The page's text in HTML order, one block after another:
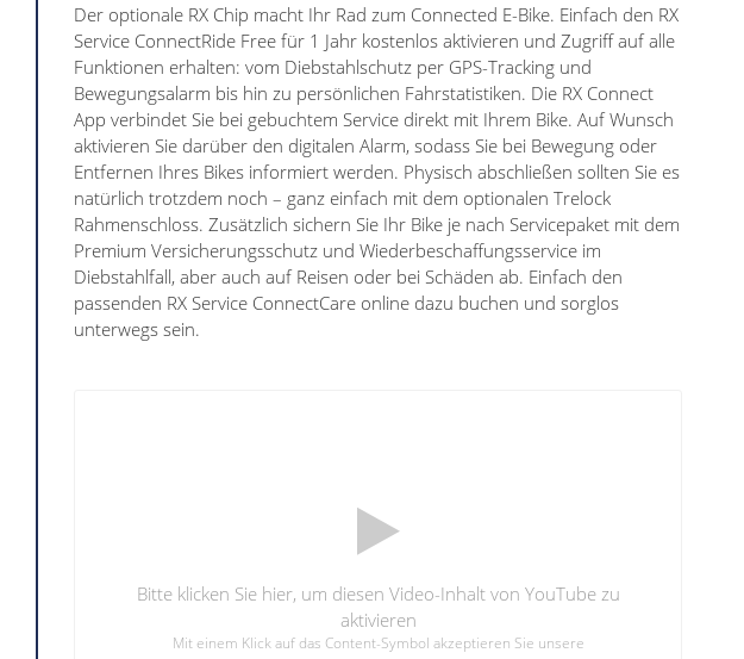
Der optionale RX Chip macht Ihr Rad zum Connected E-Bike. Einfach den RX
Service ConnectRide Free für 1 Jahr kostenlos aktivieren und Zugriff auf alle
Funktionen erhalten: vom Diebstahlschutz per GPS-Tracking und
Bewegungsalarm bis hin zu persönlichen Fahrstatistiken. Die RX Connect
App verbindet Sie bei gebuchtem Service direkt mit Ihrem Bike. Auf Wunsch
aktivieren Sie darüber den digitalen Alarm, sodass Sie bei Bewegung oder
Entfernen Ihres Bikes informiert werden. Physisch abschließen sollten Sie es
natürlich trotzdem noch – ganz einfach mit dem optionalen Trelock
Rahmenschloss. Zusätzlich sichern Sie Ihr Bike je nach Servicepaket mit dem
Premium Versicherungsschutz und Wiederbeschaffungsservice im
Diebstahlfall, aber auch auf Reisen oder bei Schäden ab. Einfach den
passenden RX Service ConnectCare online dazu buchen und sorglos
unterwegs sein.
Bitte klicken Sie hier, um diesen Video-Inhalt von YouTube zu
aktivieren
Mit einem Klick auf das Content-Symbol akzeptieren Sie unsere